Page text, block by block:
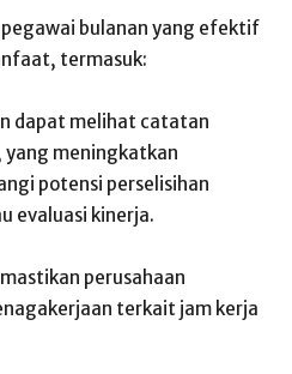
bulanan yang efektif
termasuk:
dapat melihat catatan
yang meningkatkan
potensi perselisihan
evaluasi kinerja.
perusahaan
terkait jam kerja